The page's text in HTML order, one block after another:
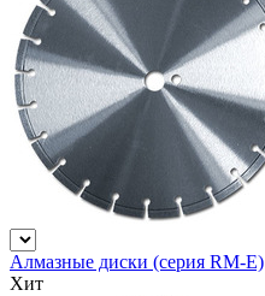
Алмазные диски (серия RM-E)
Хит